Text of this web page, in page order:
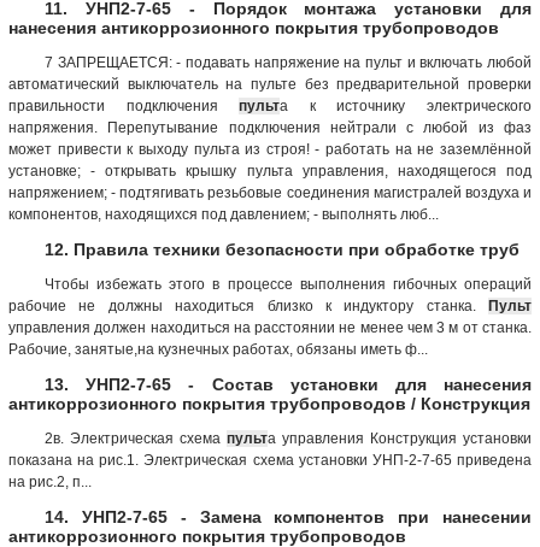
11. УНП2-7-65 - Порядок монтажа установки для
нанесения антикоррозионного покрытия трубопроводов
7 ЗАПРЕЩАЕТСЯ: - подавать напряжение на пульт и включать любой
автоматический выключатель на пульте без предварительной проверки
правильности подключенияпульта к источнику электрического
напряжения. Перепутывание подключения нейтрали с любой из фаз
может привести к выходу пульта из строя! - работать на не заземлённой
установке; - открывать крышку пульта управления, находящегося под
напряжением; - подтягивать резьбовые соединения магистралей воздуха и
компонентов, находящихся под давлением; - выполнять люб...
12. Правила техники безопасности при обработке труб
Чтобы избежать этого в процессе выполнения гибочных операций
рабочие не должны находиться близко к индуктору станка. Пульт
управления должен находиться на расстоянии не менее чем 3 м от станка.
Рабочие, занятые,на кузнечных работах, обязаны иметь ф...
13. УНП2-7-65 - Состав установки для нанесения
антикоррозионного покрытия трубопроводов / Конструкция
2в. Электрическая схема пульта управления Конструкция установки
показана на рис.1. Электрическая схема установки УНП-2-7-65 приведена
на рис.2, п...
14. УНП2-7-65 - Замена компонентов при нанесении
антикоррозионного покрытия трубопроводов